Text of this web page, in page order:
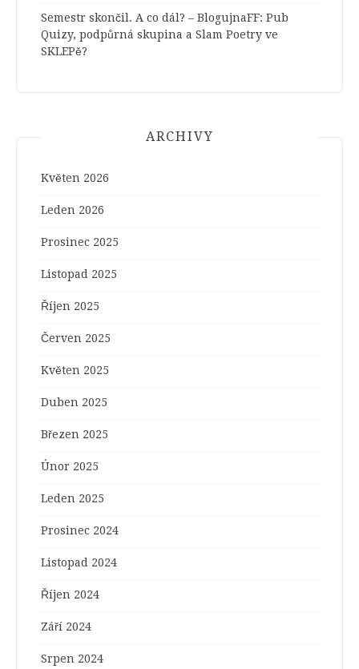
Semestr skončil. A co dál? – BlogujnaFF: Pub
Quizy, podpůrná skupina a Slam Poetry ve
SKLEPě?
ARCHIVY
Květen 2026
Leden 2026
Prosinec 2025
Listopad 2025
Říjen 2025
Červen 2025
Květen 2025
Duben 2025
Březen 2025
Únor 2025
Leden 2025
Prosinec 2024
Listopad 2024
Říjen 2024
Září 2024
Srpen 2024